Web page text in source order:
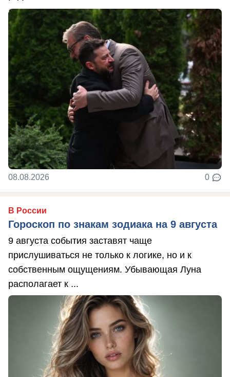
08.08.2026 0
В России
Гороскоп по знакам зодиака на 9 августа
9 августа события заставят чаще
прислушиваться не только к логике, но и к
собственным ощущениям. Убывающая Луна
располагает к ...